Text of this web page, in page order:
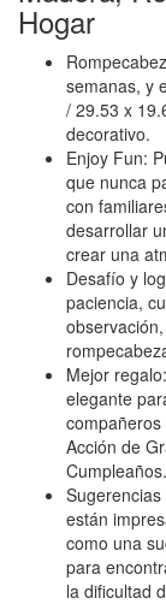
Hogar
semanas, y
/ 29.53 x
decorativo.
Enjoy Fun:
que nunca
con
desarrollar
crear una
Desafío y
paciencia,
Mejor
elegante
Acción de
Cumpleaños.
están
como una
para
la dificultad